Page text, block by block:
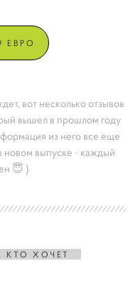
ЕВРО
вот несколько отзывов
вышел в прошлом году
из него все еще
новом выпуске - каждый
😇 )
КТО ХОЧЕТ